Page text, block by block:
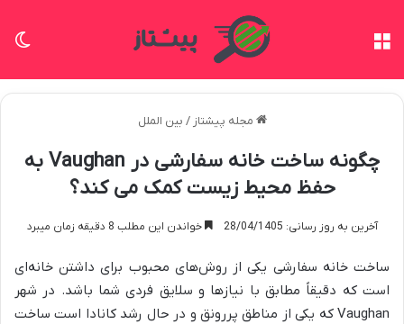
مجله پیشتاز / بین الملل
چگونه ساخت خانه سفارشی در Vaughan به
حفظ محیط زیست کمک می کند؟
آخرین به روز رسانی: 28/04/1405 خواندن این مطلب 8 دقیقه زمان میبرد
ساخت خانه سفارشی یکی از روش‌های محبوب برای داشتن خانه‌ای
است که دقیقاً مطابق با نیازها و سلایق فردی شما باشد. در شهر
Vaughan که یکی از مناطق پررونق و در حال رشد کانادا است ساخت